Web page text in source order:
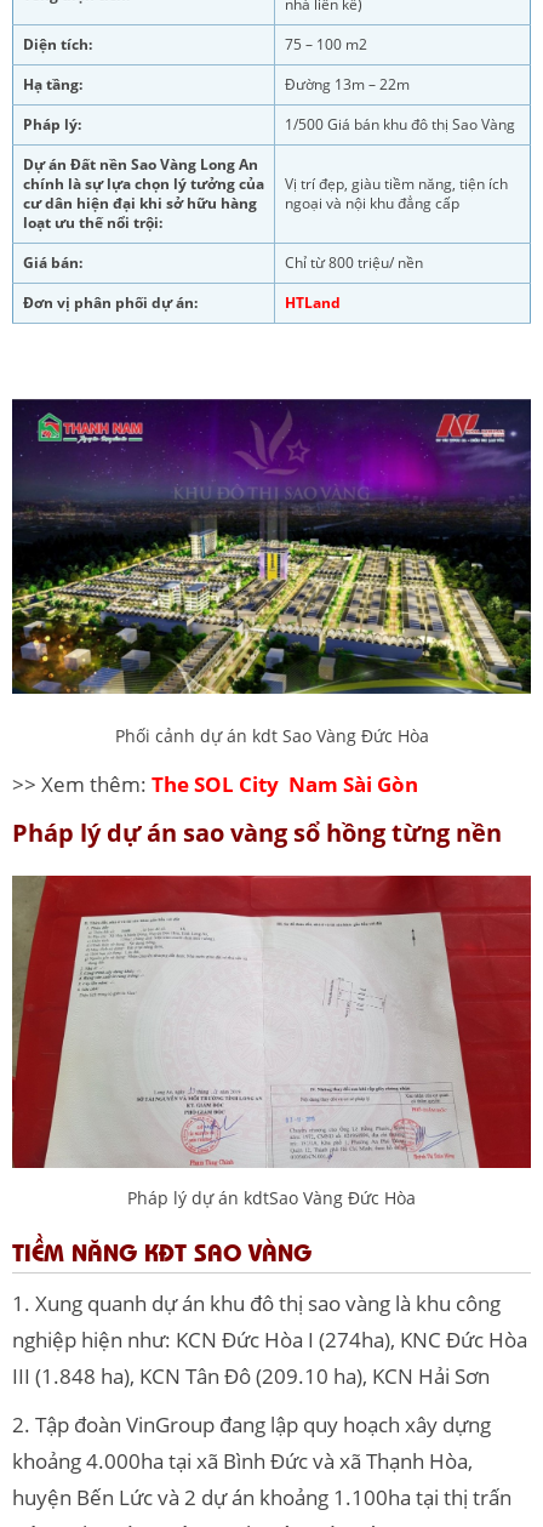
nhà liên kề)
Diện tích:
75 – 100 m2
Hạ tầng:
Đường 13m – 22m
Pháp lý:
1/500 Giá bán khu đô thị Sao Vàng
Dự án Đất nền Sao Vàng Long An
chính là sự lựa chọn lý tưởng của
cư dân hiện đại khi sở hữu hàng
loạt ưu thế nổi trội:
Vị trí đẹp, giàu tiềm năng, tiện ích
ngoại và nội khu đẳng cấp
Giá bán:
Chỉ từ 800 triệu/ nền
Đơn vị phân phối dự án:
HTLand
Phối cảnh dự án kdt Sao Vàng Đức Hòa
>> Xem thêm: The SOL City Nam Sài Gòn
Pháp lý dự án sao vàng sổ hồng từng nền
Pháp lý dự án kdtSao Vàng Đức Hòa
TIỀM NĂNG KĐT SAO VÀNG
1. Xung quanh dự án khu đô thị sao vàng là khu công
nghiệp hiện như: KCN Đức Hòa I (274ha), KNC Đức Hòa
III (1.848 ha), KCN Tân Đô (209.10 ha), KCN Hải Sơn
2. Tập đoàn VinGroup đang lập quy hoạch xây dựng
khoảng 4.000ha tại xã Bình Đức và xã Thạnh Hòa,
huyện Bến Lức và 2 dự án khoảng 1.100ha tại thị trấn